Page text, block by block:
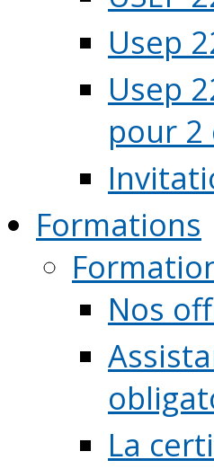
Usep
Usep
pour 2
Formations
Nos
La